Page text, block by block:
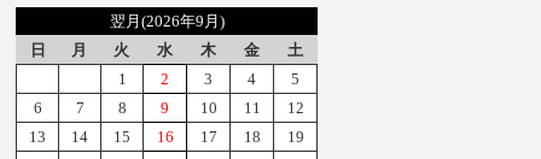
翌月(2026年9月)
日
月 火 水 木 金
土
1
2 3 4
5
6
7 8 9 10 11
12
13
14 15 16 17 18
19